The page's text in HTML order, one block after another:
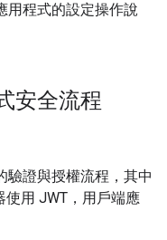
用程式的設定操作說
安全流程
驗證與授權流程，其中
使用 JWT，用戶端應